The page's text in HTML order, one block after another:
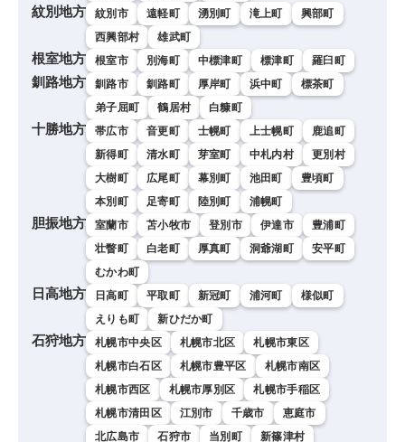
紋別地方 紋別市 遠軽町 湧別町 滝上町
興部町
西興部村
雄武町
根室地方 根室市 別海町 中標津町 標津町 羅臼町
釧路地方 釧路市 釧路町 厚岸町 浜中町
標茶町
弟子屈町
鶴居村 白糠町
十勝地方 帯広市 音更町 士幌町 上士幌町
鹿追町
新得町
清水町 芽室町 中札内村
更別村
大樹町
広尾町 幕別町 池田町
豊頃町
本別町
足寄町 陸別町 浦幌町
胆振地方 室蘭市 苫小牧市 登別市 伊達市
豊浦町
壮瞥町
白老町 厚真町 洞爺湖町
安平町
むかわ町
日高地方 日高町 平取町 新冠町 浦河町
様似町
えりも町
新ひだか町
石狩地方 札幌市中央区 札幌市北区
札幌市東区
札幌市白石区
札幌市豊平区
札幌市南区
札幌市西区
札幌市厚別区
札幌市手稲区
札幌市清田区
江別市 千歳市
恵庭市
北広島市
石狩市 当別町 新篠津村